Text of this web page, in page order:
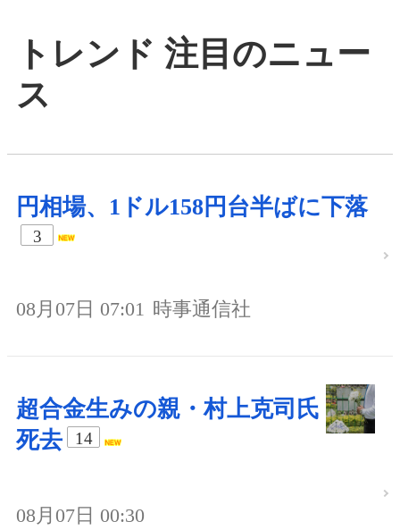
トレンド 注目のニュー
ス
円相場、1ドル158円台半ばに下落
3
08月07日 07:01 時事通信社
超合金生みの親・村上克司氏
死去
14
08月07日 00:30